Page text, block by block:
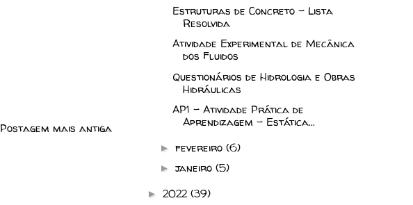
Postagem mais antiga
Estruturas de Concreto - Lista
Resolvida
Atividade Experimental de Mecânica
dos Fluidos
Questionários de Hidrologia e Obras
Hidráulicas
AP1 - Atividade Prática de
Aprendizagem - Estática...
► fevereiro (6)
► janeiro (5)
► 2022(39)